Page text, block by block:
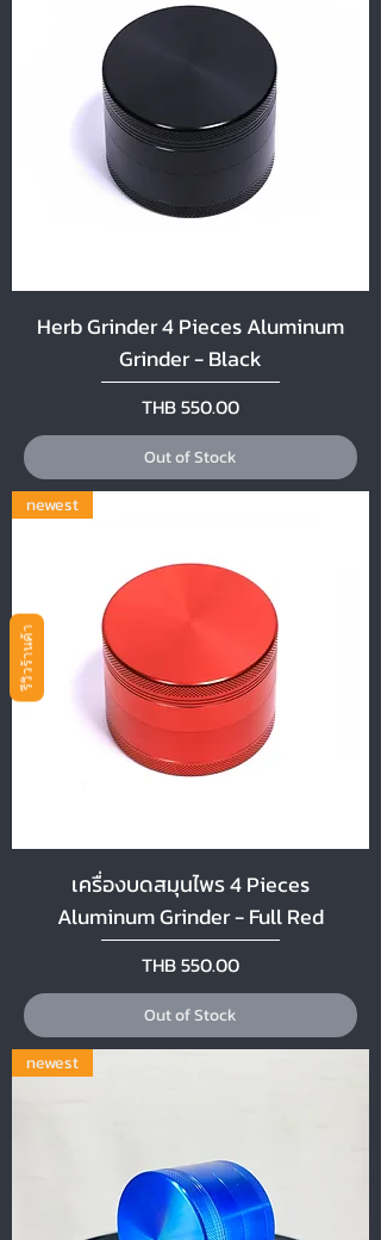
Herb Grinder 4 Pieces Aluminum
Grinder - Black
Price
THB 550.00
Out of Stock
newest
เครื่องบดสมุนไพร 4 Pieces
Aluminum Grinder - Full Red
Price
THB 550.00
Out of Stock
newest
รีวิวร้านค้า